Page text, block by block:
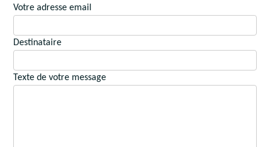
Votre adresse email
Destinataire
Texte de votre message